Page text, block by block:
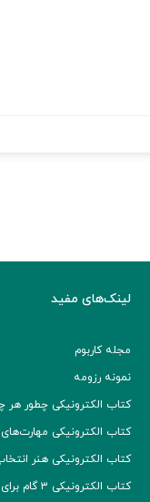
لینک‌های مفید
مجله کاربوم
نمونه رزومه
کتاب الکترونیکی چطور هر
کتاب الکترونیکی مهارت‌های
کتاب الکترونیکی هنر
کتاب الکترونیکی ۳ گام برای استخدام موفق